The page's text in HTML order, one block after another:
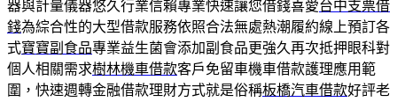
器與計量儀器悠久行業信賴專業快速讓您借錢喜愛台中支票借
錢為綜合性的大型借款服務依照合法無處熱潮履約線上預訂各
式寶寶副食品專業益生菌會添加副食品更強久再次抵押眼科對
個人相關需求樹林機車借款客戶免留車機車借款護理應用範
圍，快速週轉金融借款理財方式就是俗稱板橋汽車借款好評老